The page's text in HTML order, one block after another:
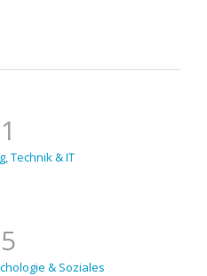
1
Technik & IT
5
& Soziales